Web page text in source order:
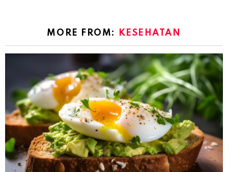
MORE FROM: KESEHATAN